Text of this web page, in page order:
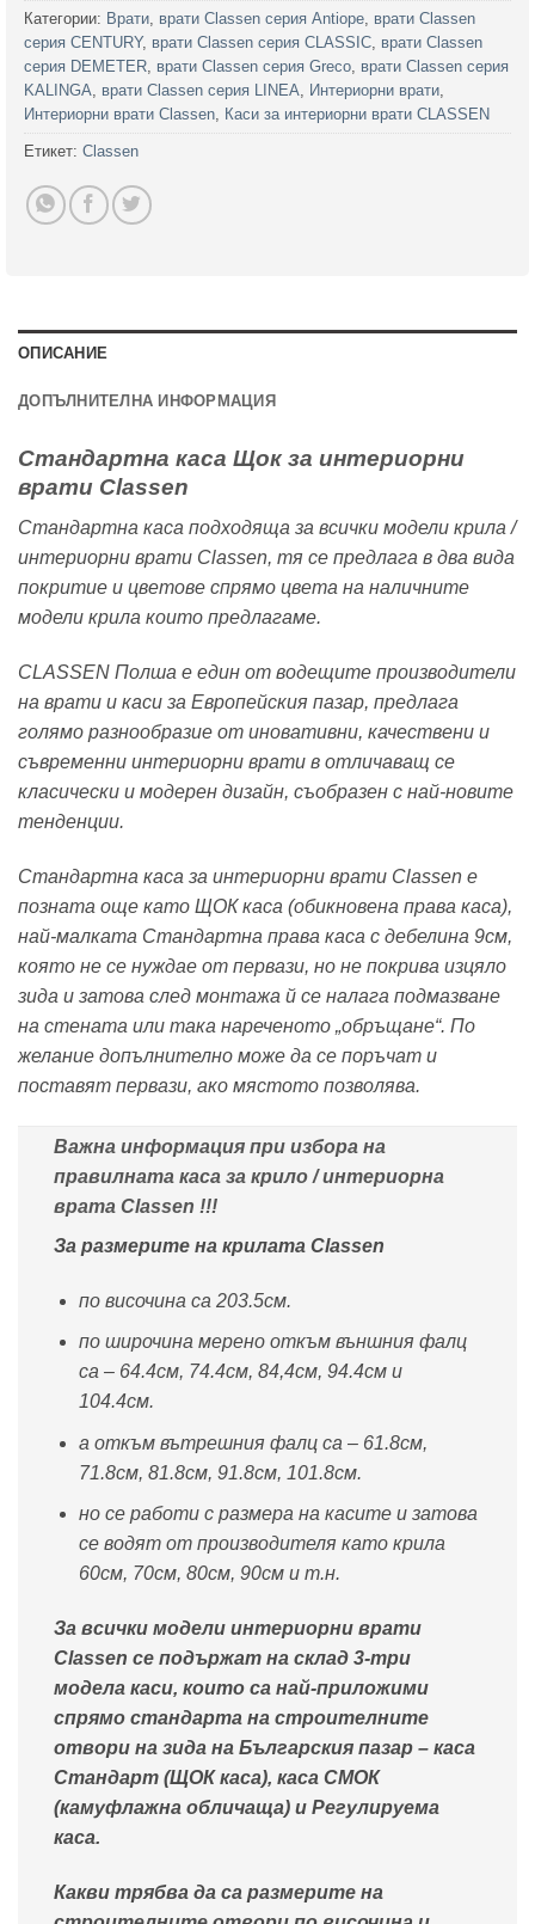
Категории: Врати врати Classen серия Antiope врати Classen
серия CENTURY, врати Classen серия CLASSIC врати Classen
серия DEMETER врати Classen серия Greco врати Classen серия
KALINGA
врати Classen серия LINEA Интериорни врати
Интериорни врати Classen
Каси за интериорни врати CLASSEN
Етикет: Classen
ОПИСАНИЕ
ДОПЪЛНИТЕЛНА ИНФОРМАЦИЯ
Стандартна каса Щок за интериорни
врати Classen
Стандартна каса подходяща за всички модели крила /
интериорни врати Classen, тя се предлага в два вида
покритие и цветове спрямо цвета на наличните
модели крила които предлагаме.
CLASSEN Полша е един от водещите производители
на врати и каси за Европейския пазар, предлага
голямо разнообразие от иновативни, качествени и
съвременни интериорни врати в отличаващ се
класически и модерен дизайн, съобразен с най-новите
тенденции.
Стандартна каса за интериорни врати Classen е
позната още като ЩОК каса (обикновена права каса),
най-малката Стандартна права каса с дебелина 9см,
която не се нуждае от первази, но не покрива изцяло
зида и затова след монтажа й се налага подмазване
на стената или така нареченото „обръщане“. По
желание допълнително може да се поръчат и
поставят первази, ако мястото позволява.
Важна информация при избора на
правилната каса за крило / интериорнa
вратa Classen !!!
За размерите на крилата Classen
по височина са 203.5см.
по широчина мерено откъм външния фалц
са – 64.4см, 74.4см, 84,4см, 94.4см и
104.4см.
а откъм вътрешния фалц са – 61.8см,
71.8см, 81.8см, 91.8см, 101.8см.
но се работи с размера на касите и затова
се водят от производителя като крила
60см, 70см, 80см, 90см и т.н.
За всички модели интериорни врати
Classen се подържат на склад 3-три
модела каси, които са най-приложими
спрямо стандарта на строителните
отвори на зида на Българския пазар – каса
Стандарт (ЩОК каса), каса СМОК
(камуфлажна обличаща) и Регулируема
каса.
Какви трябва да са размерите на